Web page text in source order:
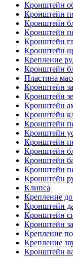
Кронштейн
Кронштейн
Кронштейн
Кронштейн
Кронштейн
Кронштейн
Крепление
Кронштейн
Пластина
Кронштейн
Кронштейн
Кронштейн
Кронштейн
Кронштейн
Кронштейн
Кронштейн
Кронштейн
Кронштейн
Кронштейн
Кронштейн
Клипса
Крепление
Кронштейн
Кронштейн
Кронштейн
Крепление
Крепление
Кронштейн